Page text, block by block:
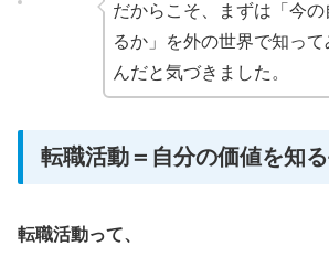
だからこそ、まずは「今
るか」を外の世界で知っ
んだと気づきました。
転職活動＝自分の価値を知
転職活動って、